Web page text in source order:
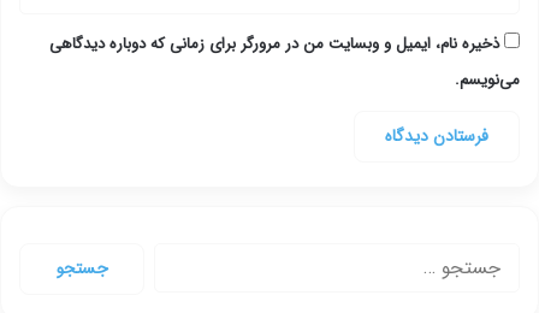
ذخیره نام، ایمیل و وبسایت من در مرورگر برای زمانی که دوباره دیدگاهی
می‌نویسم.